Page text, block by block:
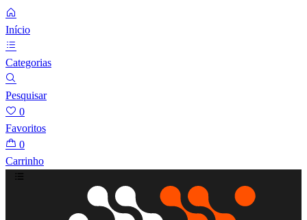
Início
Categorias
Pesquisar
0
Favoritos
0
Carrinho